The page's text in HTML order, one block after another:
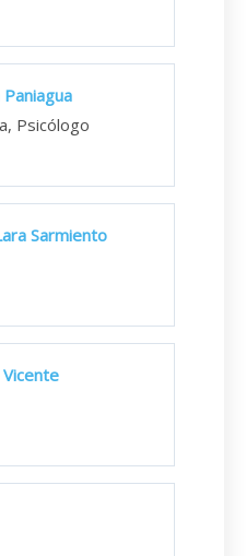
Paniagua
Psicólogo
Sarmiento